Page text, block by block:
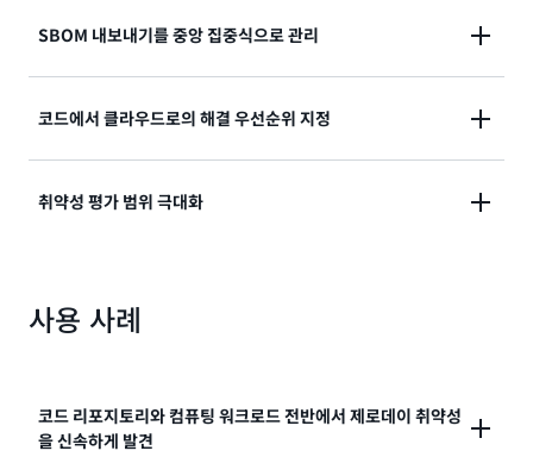
코드 리포지토리와 지속적 통합 및 지속적 전달(CI/CD)
Elastic Container Registry(Amazon ECR)의 컨테이
로 탐지합니다.
SBOM 내보내기를 중앙 집중식으로 관리
리소스에 대한 소프트웨어 자재 명세서(SBOM) 내보내
기를 중앙에서 관리합니다.
코드에서 클라우드로의 해결 우선순위 지정
우선순위를 정하여 평균 문제 해결 시간(MTTR)을 단축
취약성 평가 범위 극대화
사용 사례
코드 리포지토리와 컴퓨팅 워크로드 전반에서 제로데이 취약성
을 신속하게 발견